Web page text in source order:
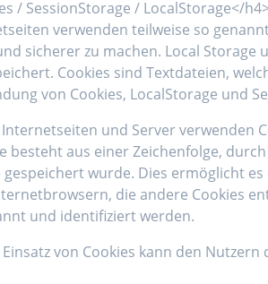
/ SessionStorage / LocalStorage</
verwenden teilweise so
sicherer zu machen. Local
Cookies sind Textdateien,
von Cookies, LocalStorage und
und Server verwenden
besteht aus einer Zeichenfolge,
gespeichert wurde. Dies ermöglicht
die andere Cookies
und identifiziert werden.
von Cookies kann den